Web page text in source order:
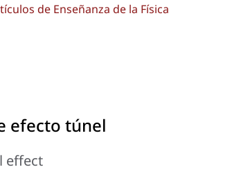
de Enseñanza de la Física
efecto túnel
effect